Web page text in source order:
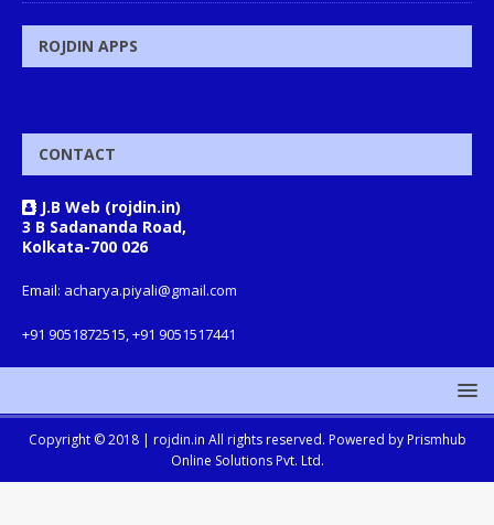
ROJDIN APPS
CONTACT
J.B Web (rojdin.in)
3 B Sadananda Road,
Kolkata-700 026
Email: acharya.piyali@gmail.com
+91 9051872515, +91 9051517441
Copyright © 2018 | rojdin.in All rights reserved. Powered by Prismhub
Online Solutions Pvt. Ltd.